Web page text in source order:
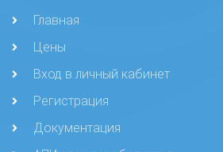
Главная
Цены
Вход в личный кабинет
Регистрация
Документация